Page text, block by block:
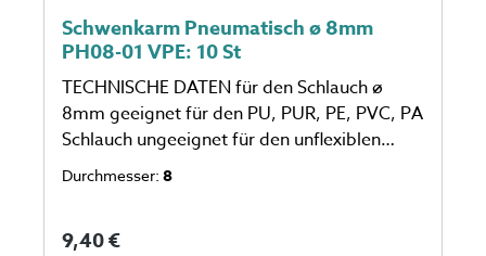
Schwenkarm Pneumatisch ø 8mm
PH08-01 VPE: 10 St
TECHNISCHE DATEN für den Schlauch ø
8mm geeignet für den PU, PUR, PE, PVC, PA
Schlauch ungeeignet für den unflexiblen
Schlauch eine Verpackungseinheit einspricht
Durchmesser: 8
Prix régulier :
9,40 €